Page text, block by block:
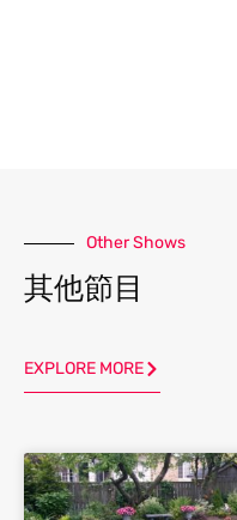
Other Shows
其他節目
EXPLORE MORE